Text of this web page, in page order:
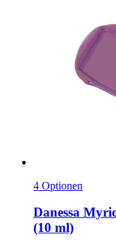
4 Optionen
Danessa
(10 ml)